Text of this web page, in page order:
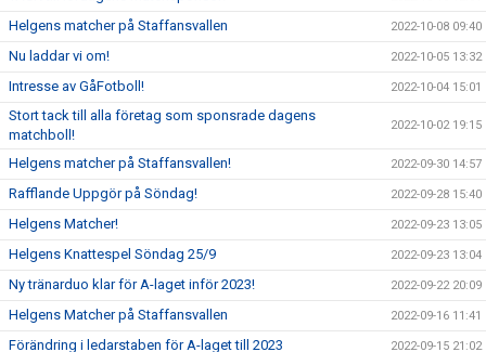
Helgens matcher på Staffansvallen 2022-10-08 09:40
Nu laddar vi om! 2022-10-05 13:32
Intresse av GåFotboll! 2022-10-04 15:01
Stort tack till alla företag som sponsrade dagens
matchboll!
2022-10-02 19:15
Helgens matcher på Staffansvallen! 2022-09-30 14:57
Rafflande Uppgör på Söndag! 2022-09-28 15:40
Helgens Matcher! 2022-09-23 13:05
Helgens Knattespel Söndag 25/9 2022-09-23 13:04
Ny tränarduo klar för A-laget inför 2023! 2022-09-22 20:09
Helgens Matcher på Staffansvallen 2022-09-16 11:41
Förändring i ledarstaben för A-laget till 2023 2022-09-15 21:02